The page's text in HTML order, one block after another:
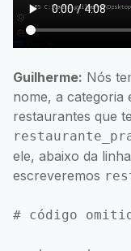
Guilherme: Nós
nome, a categoria
restaurantes que
ele, abaixo da
escreveremos
# código